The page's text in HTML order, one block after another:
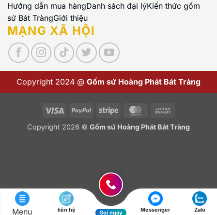
Hướng dẫn mua hàngDanh sách đại lýKiến thức gốm
sứ Bát TràngGiới thiệu
MẠNG XÃ HỘI
Copyright 2024 @ Gốm sứ Hoàng Phát Bát Tràng
Visa PayPal Stripe MasterCard
Delivery
Copyright 2026 © Gốm sứ Hoàng Phát Bát Tràng
Menu liên hệ Gọi ngay Messenger Zalo